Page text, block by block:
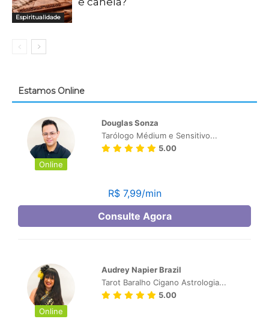
Espiritualidade
Estamos Online